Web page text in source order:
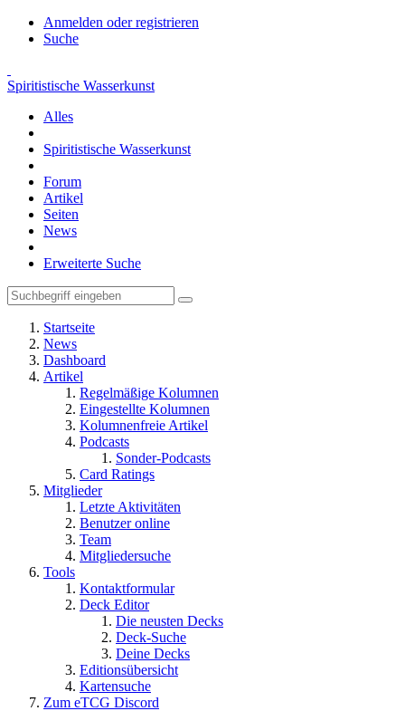
Anmelden oder registrieren
Suche
Spiritistische Wasserkunst
Alles
Spiritistische Wasserkunst
Forum
Artikel
Seiten
News
Erweiterte Suche
Startseite
News
Dashboard
Artikel
Regelmäßige Kolumnen
Eingestellte Kolumnen
Kolumnenfreie Artikel
Podcasts
Sonder-Podcasts
Card Ratings
Mitglieder
Letzte Aktivitäten
Benutzer online
Team
Mitgliedersuche
Tools
Kontaktformular
Deck Editor
Die neusten Decks
Deck-Suche
Deine Decks
Editionsübersicht
Kartensuche
Zum eTCG Discord